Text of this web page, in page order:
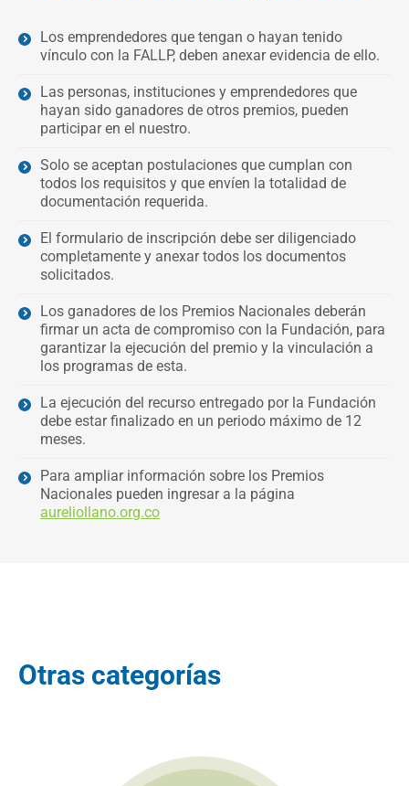
Los emprendedores que tengan o hayan tenido
vínculo con la FALLP, deben anexar evidencia de ello.
Las personas, instituciones y emprendedores que
hayan sido ganadores de otros premios, pueden
participar en el nuestro.
Solo se aceptan postulaciones que cumplan con
todos los requisitos y que envíen la totalidad de
documentación requerida.
El formulario de inscripción debe ser diligenciado
completamente y anexar todos los documentos
solicitados.
Los ganadores de los Premios Nacionales deberán
firmar un acta de compromiso con la Fundación, para
garantizar la ejecución del premio y la vinculación a
los programas de esta.
La ejecución del recurso entregado por la Fundación
debe estar finalizado en un periodo máximo de 12
meses.
Para ampliar información sobre los Premios
Nacionales pueden ingresar a la página
aureliollano.org.co
Otras categorías